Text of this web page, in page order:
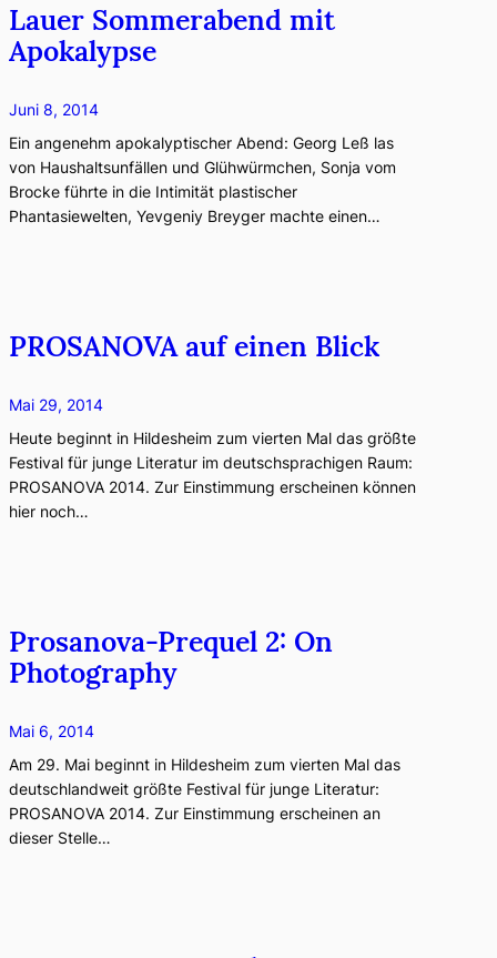
Lauer Sommerabend mit
Apokalypse
Juni 8, 2014
Ein angenehm apokalyptischer Abend: Georg Leß las
von Haushaltsunfällen und Glühwürmchen, Sonja vom
Brocke führte in die Intimität plastischer
Phantasiewelten, Yevgeniy Breyger machte einen…
PROSANOVA auf einen Blick
Mai 29, 2014
Heute beginnt in Hildesheim zum vierten Mal das größte
Festival für junge Literatur im deutschsprachigen Raum:
PROSANOVA 2014. Zur Einstimmung erscheinen können
hier noch…
Prosanova-Prequel 2: On
Photography
Mai 6, 2014
Am 29. Mai beginnt in Hildesheim zum vierten Mal das
deutschlandweit größte Festival für junge Literatur:
PROSANOVA 2014. Zur Einstimmung erscheinen an
dieser Stelle…